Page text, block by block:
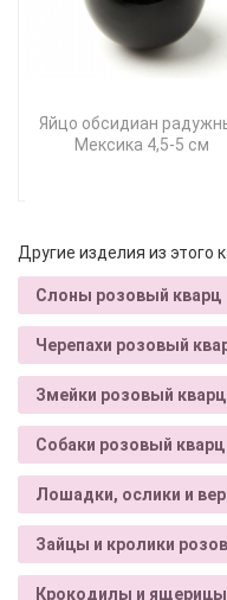
Яйцо обсидиан
Мексика 4,5-5 см
Другие изделия из этого
Слоны розовый кварц
Черепахи розовый
Змейки розовый кварц
Собаки розовый кварц
Лошадки, ослики и
Зайцы и кролики
Крокодилы и